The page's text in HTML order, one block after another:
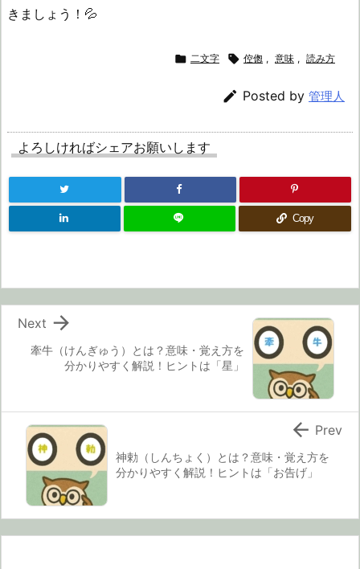
きましょう！💦
 二文字  倥偬 , 意味 , 読み方
 Posted by 管理人
よろしければシェアお願いします
Copy
牽牛（けんぎゅう）とは？意味・覚え方を
分かりやすく解説！ヒントは「星」

Next
神勅（しんちょく）とは？意味・覚え方を
分かりやすく解説！ヒントは「お告げ」
 Prev